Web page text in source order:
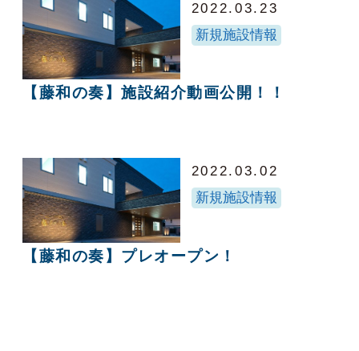
2022.03.23
新規施設情報
【藤和の奏】施設紹介動画公開！！
2022.03.02
新規施設情報
【藤和の奏】プレオープン！